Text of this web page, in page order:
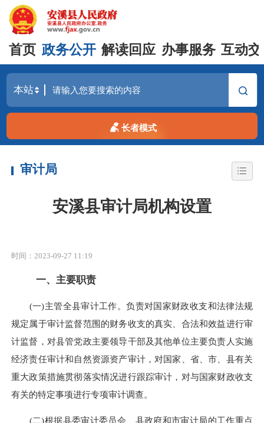
首页 政务公开 解读回应 办事服务 互动
长者模式
审计局
安溪县审计局机构设置
时间：2023-09-27 11:19
一、主要职责
(一)主管全县审计工作。负责对国家财政收支和法律法规
规定属于审计监督范围的财务收支的真实、合法和效益进行审
计监督，对县管党政主要领导干部及其他单位主要负责人实施
经济责任审计和自然资源资产审计，对国家、省、市、县有关
重大政策措施贯彻落实情况进行跟踪审计，对与国家财政收支
有关的特定事项进行专项审计调查。
(二)根据县委审计委员会、县政府和市审计局的工作重点